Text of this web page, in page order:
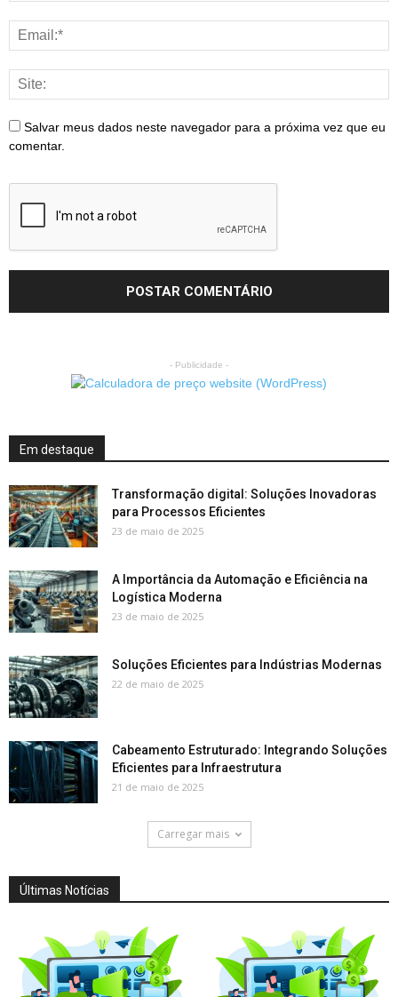
Salvar meus dados neste navegador para a próxima vez que eu
comentar.
- Publicidade -
Em destaque
Transformação digital: Soluções Inovadoras
para Processos Eficientes
23 de maio de 2025
A Importância da Automação e Eficiência na
Logística Moderna
23 de maio de 2025
Soluções Eficientes para Indústrias Modernas
22 de maio de 2025
Cabeamento Estruturado: Integrando Soluções
Eficientes para Infraestrutura
21 de maio de 2025
Carregar mais
Últimas Notícias